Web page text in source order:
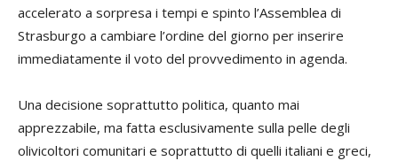
accelerato a sorpresa i tempi e spinto l’Assemblea di
Strasburgo a cambiare l’ordine del giorno per inserire
immediatamente il voto del provvedimento in agenda.
Una decisione soprattutto politica, quanto mai
apprezzabile, ma fatta esclusivamente sulla pelle degli
olivicoltori comunitari e soprattutto di quelli italiani e greci,